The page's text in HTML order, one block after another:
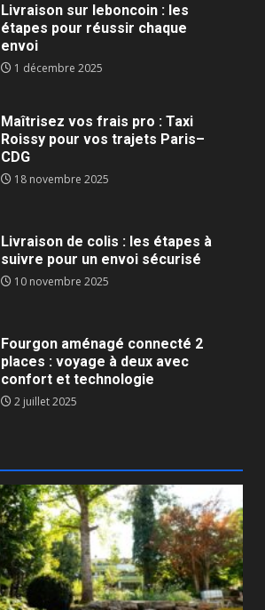
Livraison sur leboncoin : les
étapes pour réussir chaque
envoi
1 décembre 2025
Maîtrisez vos frais pro : Taxi
Roissy pour vos trajets Paris–
CDG
18 novembre 2025
Livraison de colis : les étapes à
suivre pour un envoi sécurisé
10 novembre 2025
Fourgon aménagé connecté 2
places : voyage à deux avec
confort et technologie
2 juillet 2025